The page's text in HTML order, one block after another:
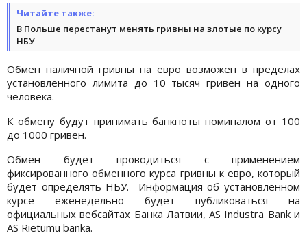
Читайте также:
В Польше перестанут менять гривны на злотые по курсу
НБУ
Обмен наличной гривны на евро возможен в пределах
установленного лимита до 10 тысяч гривен на одного
человека.
К обмену будут принимать банкноты номиналом от 100
до 1000 гривен.
Обмен будет проводиться с применением
фиксированного обменного курса гривны к евро, который
будет определять НБУ. Информация об установленном
курсе еженедельно будет публиковаться на
официальных вебсайтах Банка Латвии, AS Industra Bank и
AS Rietumu banka.